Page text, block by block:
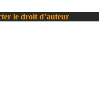
le droit d’auteur